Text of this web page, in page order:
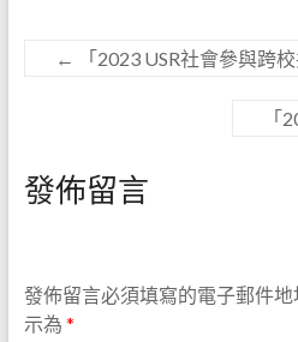
← 「2023 USR社會參與跨
「
發佈留言
發佈留言必須填寫的電子郵件地
示為 *